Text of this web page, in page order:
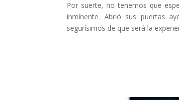
Por suerte, no tenemos que
inminente. Abrió sus puertas
segurísimos de que será la